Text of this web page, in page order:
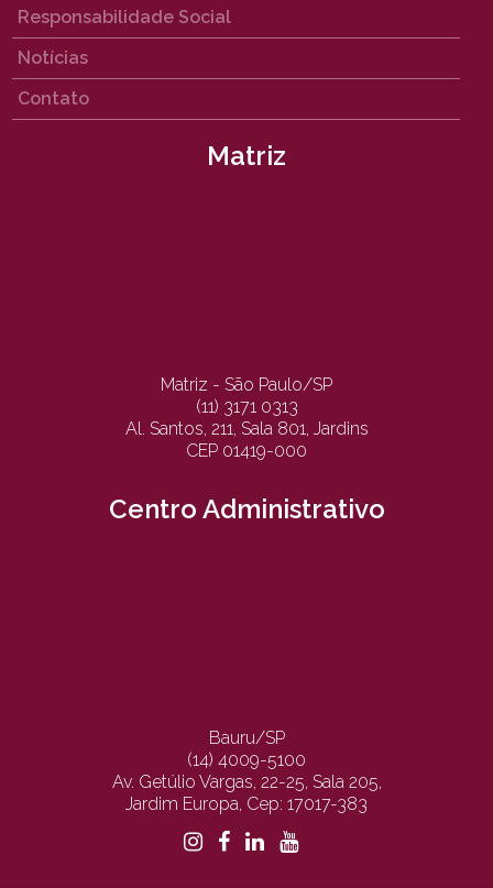
Responsabilidade Social
Notícias
Contato
Matriz
Matriz - São Paulo/SP
(11) 3171 0313
Al. Santos, 211, Sala 801, Jardins
CEP 01419-000
Centro Administrativo
Bauru/SP
(14) 4009-5100
Av. Getúlio Vargas, 22-25, Sala 205,
Jardim Europa, Cep: 17017-383